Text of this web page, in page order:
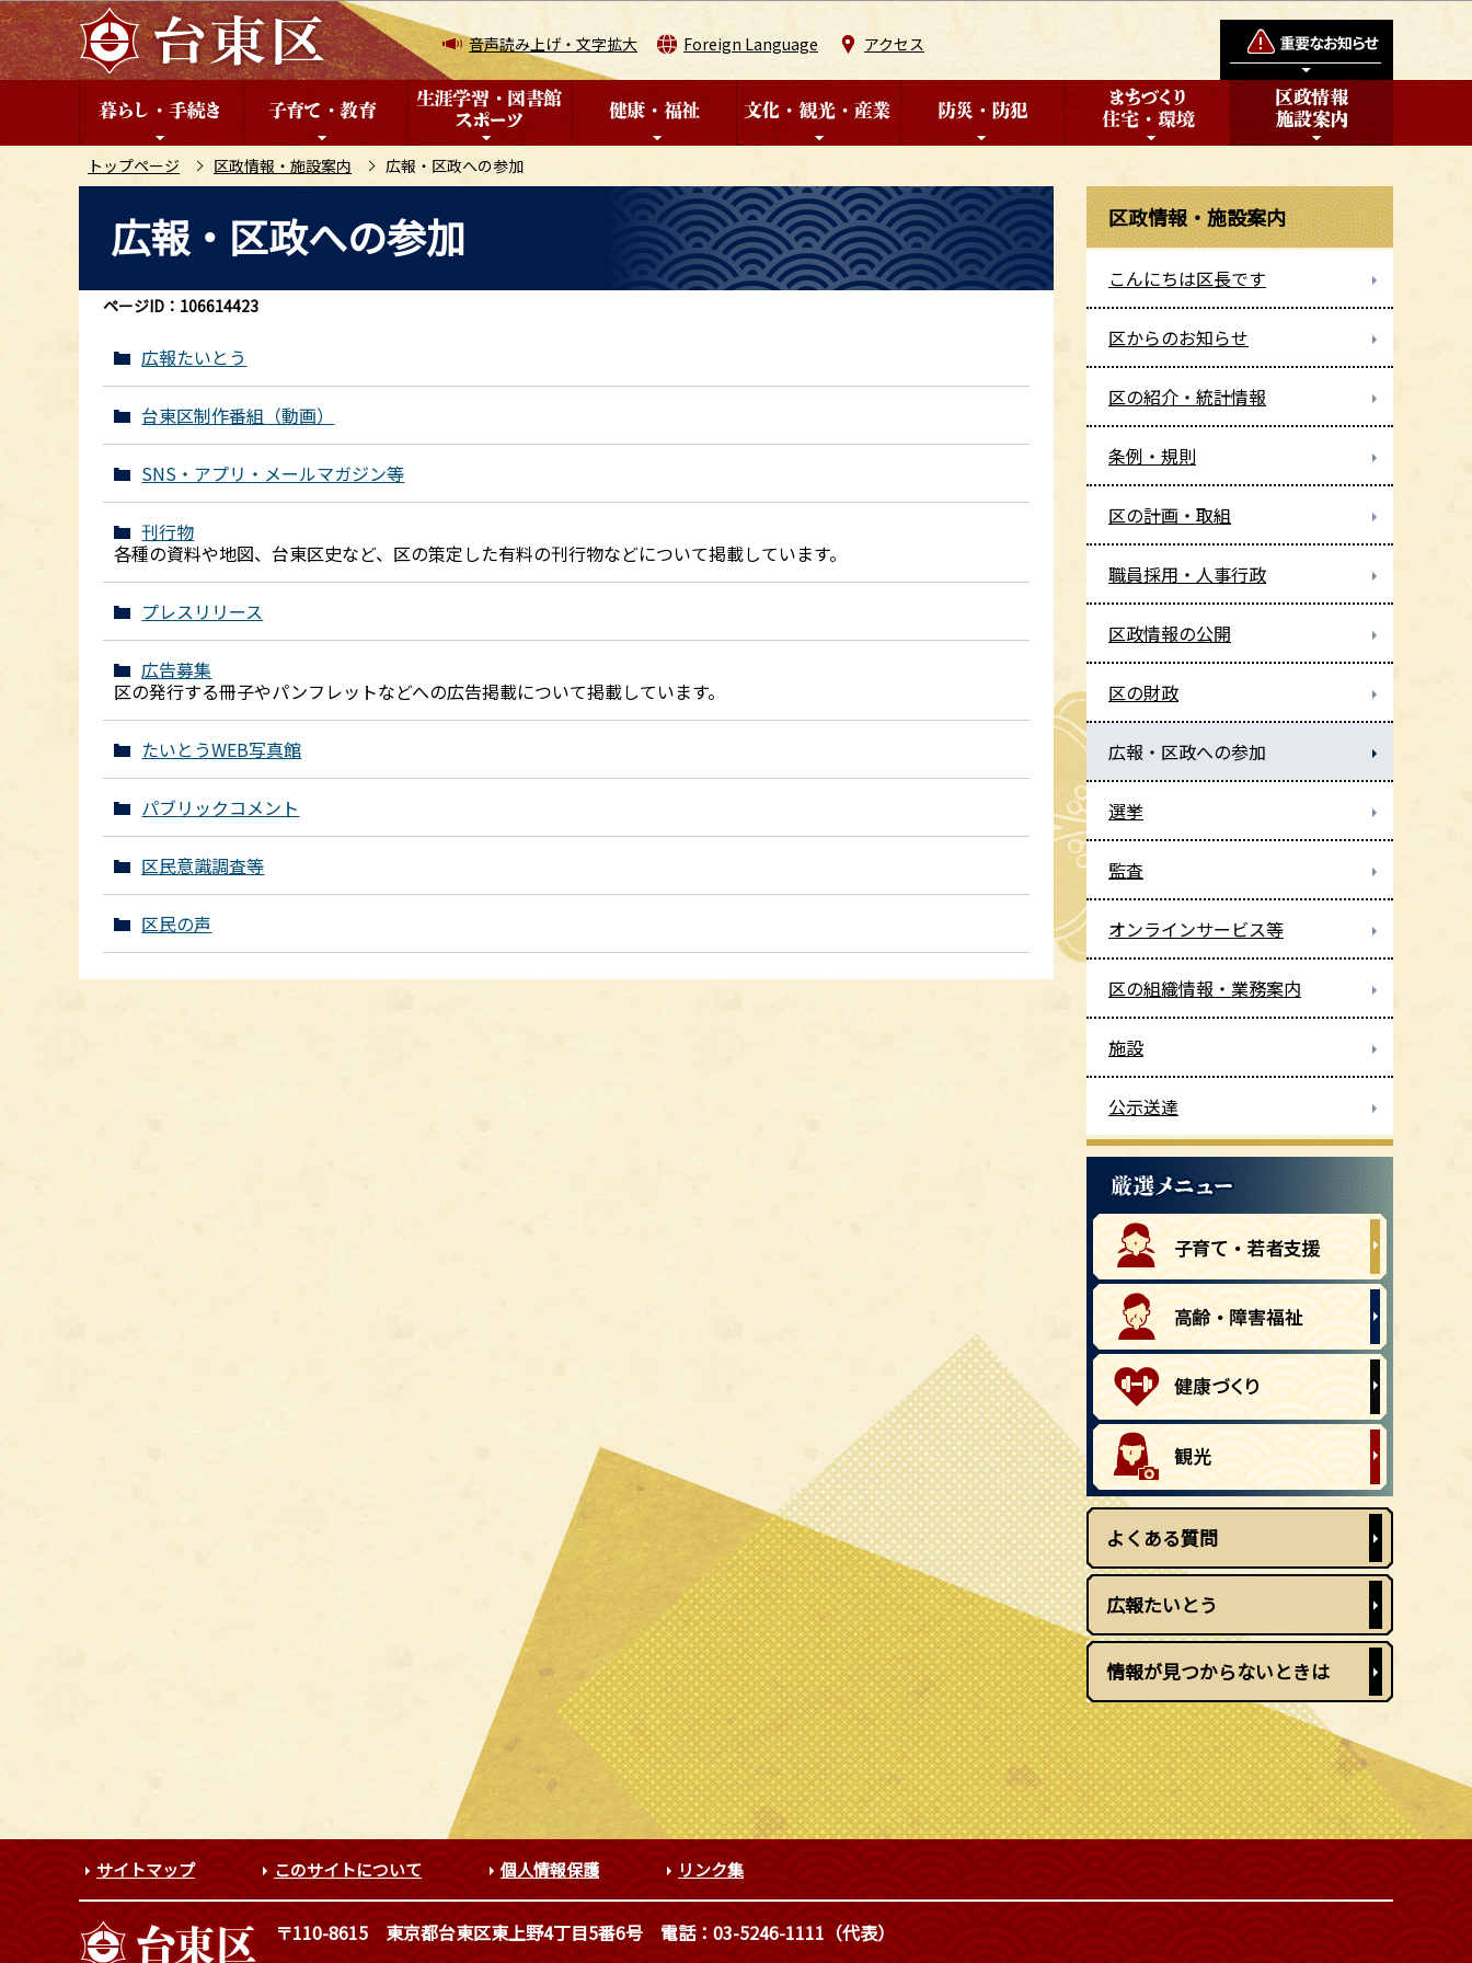
こ
の
ペ
音声読み上げ・文字拡大 Foreign Language アクセス
トップページ 区政情報・施設案内 広報・区政への参加
こ
広報・区政への参加
ページID：106614423
広報たいとう
台東区制作番組（動画）
SNS・アプリ・メールマガジン等
刊行物
各種の資料や地図、台東区史など、区の策定した有料の刊行物などについて掲載しています。
プレスリリース
広告募集
区の発行する冊子やパンフレットなどへの広告掲載について掲載しています。
たいとうWEB写真館
パブリックコメント
区民意識調査等
区民の声
区政情報・施設案内
こんにちは区長です
区からのお知らせ
区の紹介・統計情報
条例・規則
区の計画・取組
職員採用・人事行政
区政情報の公開
区の財政
広報・区政への参加
選挙
監査
オンラインサービス等
区の組織情報・業務案内
施設
公示送達
よくある質問
広報たいとう
情報が見つからないときは
サイトマップ このサイトについて 個人情報保護 リンク集
〒110-8615 東京都台東区東上野4丁目5番6号
電話：03-5246-1111（代表）